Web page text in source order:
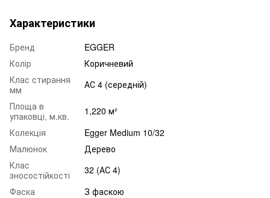
Характеристики
Бренд
EGGER
Колір
Коричневий
Клас стирання
мм
АС 4 (середній)
Площа в
упаковці, м.кв.
1,220 м²
Колекція
Egger Medium 10/32
Малюнок
Дерево
Клас
зносостійкості
32 (АС 4)
Фаска
З фаскою